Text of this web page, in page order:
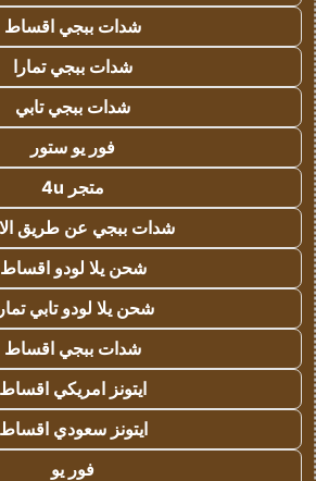
شدات ببجي اقساط
شدات ببجي تمارا
شدات ببجي تابي
فور يو ستور
متجر 4u
شدات ببجي عن طريق
شحن يلا لودو اقساط
شحن يلا لودو تابي
شدات ببجي اقساط
ايتونز امريكي اقساط
ايتونز سعودي اقساط
فور يو